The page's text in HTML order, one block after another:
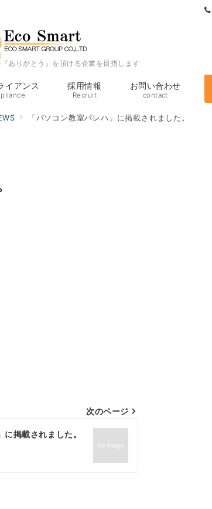
ありがとう』を頂ける企業を目指します
イアンス 採用情報
Recruit
お問い合わせ
contact
「パソコン教室パレハ」に掲載されました。
次のページ
に掲載されました。